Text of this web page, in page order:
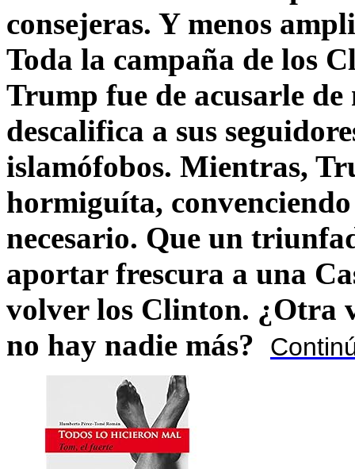
consejeras. Y menos
Toda la campaña de los
Trump fue de acusarle
descalifica a sus
islamófobos. Mientras,
hormiguíta,
necesario. Que un
aportar frescura a una
volver los Clinton. ¿Otra
no hay nadie más?